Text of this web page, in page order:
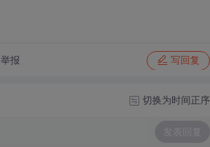
举报 写回复
切换为时间正序
发表回复